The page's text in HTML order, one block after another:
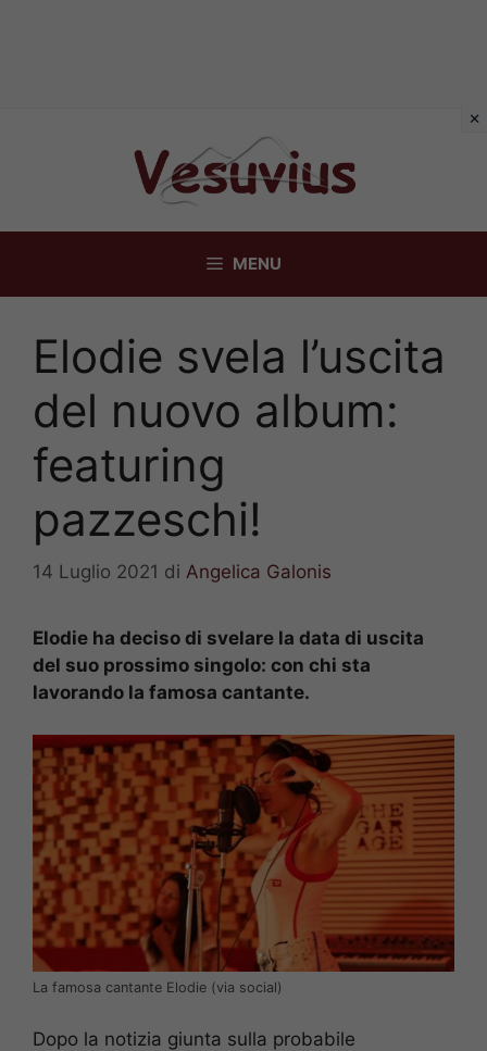
MENU
Elodie svela l’uscita
del nuovo album:
featuring
pazzeschi!
14 Luglio 2021 di Angelica Galonis
Elodie ha deciso di svelare la data di uscita
del suo prossimo singolo: con chi sta
lavorando la famosa cantante.
La famosa cantante Elodie (via social)
Dopo la notizia giunta sulla probabile